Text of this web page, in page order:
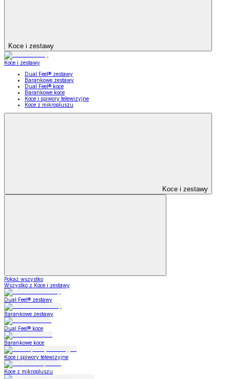
Koce i zestawy
Koce i zestawy
Dual Feel® zestawy
Barankowe zestawy
Dual Feel® koce
Barankowe koce
Koce i śpiwory telewizyjne
Koce z mikropluszu
Koce i zestawy
Pokaż wszystko
Wszystko z Koce i zestawy
Dual Feel® zestawy
Barankowe zestawy
Dual Feel® koce
Barankowe koce
Koce i śpiwory telewizyjne
Koce z mikropluszu